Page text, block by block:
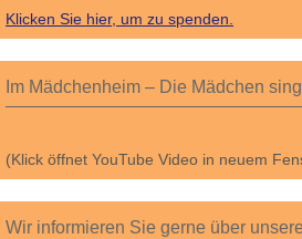
Klicken Sie hier, um zu spenden.
Im Mädchenheim – Die Mädchen
(Klick öffnet YouTube Video in neuem
Wir informieren Sie gerne über